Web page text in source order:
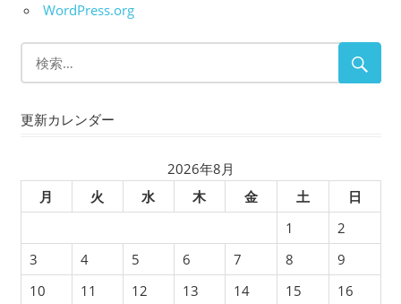
WordPress.org
更新カレンダー
2026年8月
月
火 水 木 金 土
日
1
2
3
4 5 6 7 8
9
10
11 12 13 14 15
16